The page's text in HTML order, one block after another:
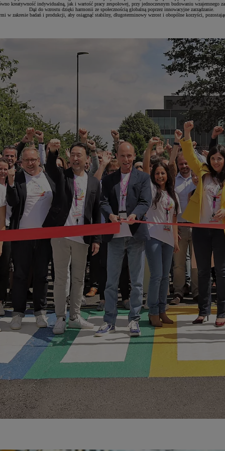
kreatywność indywidualną, jak i wartość pracy zespołowej, przy jednoczesnym budowaniu wzajemnego
Dąż do wzrostu dzięki harmonii ze społecznością globalną poprzez innowacyjne zarządzanie.
w zakresie badań i produkcji, aby osiągnąć stabilny, długoterminowy wzrost i obopólne korzyści,